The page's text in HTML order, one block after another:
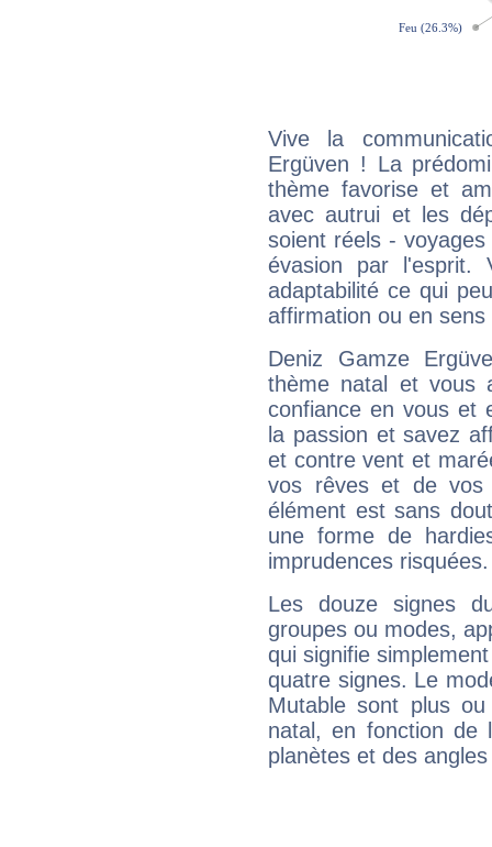
Vive la
Ergüven ! La
thème favorise et
avec autrui et les
soient réels -
évasion par l'esprit.
adaptabilité ce qui
affirmation ou en
Deniz Gamze
thème natal et vous
confiance en vous et
la passion et savez
et contre vent et
vos rêves et de vos
élément est sans
une forme de
imprudences risquées.
Les douze signes
groupes ou modes,
qui signifie
quatre signes. Le
Mutable sont plus
natal, en fonction de
planètes et des